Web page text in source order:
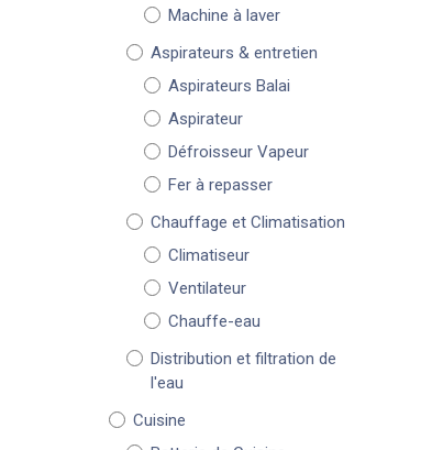
Machine à laver
Aspirateurs & entretien
Aspirateurs Balai
Aspirateur
Défroisseur Vapeur
Fer à repasser
Chauffage et Climatisation
Climatiseur
Ventilateur
Chauffe-eau
Distribution et filtration de
l'eau
Cuisine